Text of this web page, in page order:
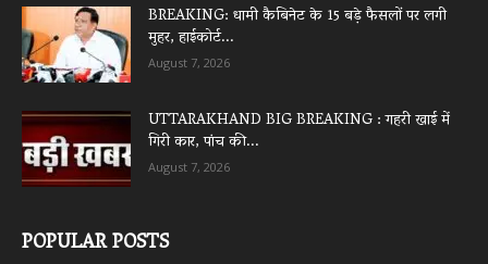
BREAKING: धामी कैबिनेट के 15 बड़े फैसलों पर लगी
मुहर, हाईकोर्ट...
August 7, 2026
UTTARAKHAND BIG BREAKING : गहरी खाई में
गिरी कार, पांच की...
August 7, 2026
POPULAR POSTS